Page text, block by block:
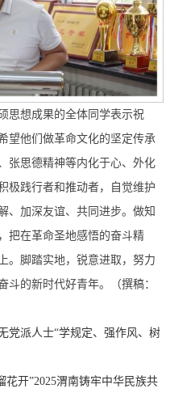
思想成果的全体同学表示祝
望他们做革命文化的坚定传承
张思德精神等内化于心、外化
极践行者和推动者，自觉维护
、加深友谊、共同进步。做知
把在革命圣地感悟的奋斗精
。脚踏实地，锐意进取，努力
斗的新时代好青年。（撰稿：
党派人士“学规定、强作风、树
花开”2025渭南铸牢中华民族共